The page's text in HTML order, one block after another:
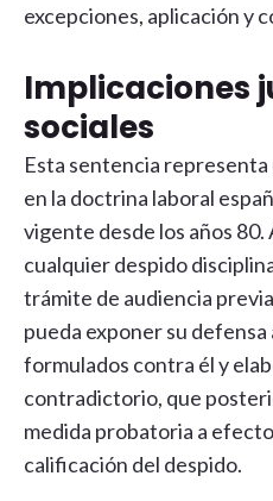
excepciones, aplicación y
Implicaciones
sociales
Esta sentencia
en la doctrina laboral
vigente desde los años 80.
cualquier despido
trámite de audiencia
pueda exponer su defensa
formulados contra él y
contradictorio, que
medida probatoria a
calificación del despido.